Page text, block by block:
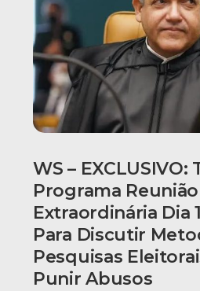
WS – EXCLUSIVO:
Programa Reunião
Extraordinária Dia
Para Discutir
Pesquisas
Punir Abusos